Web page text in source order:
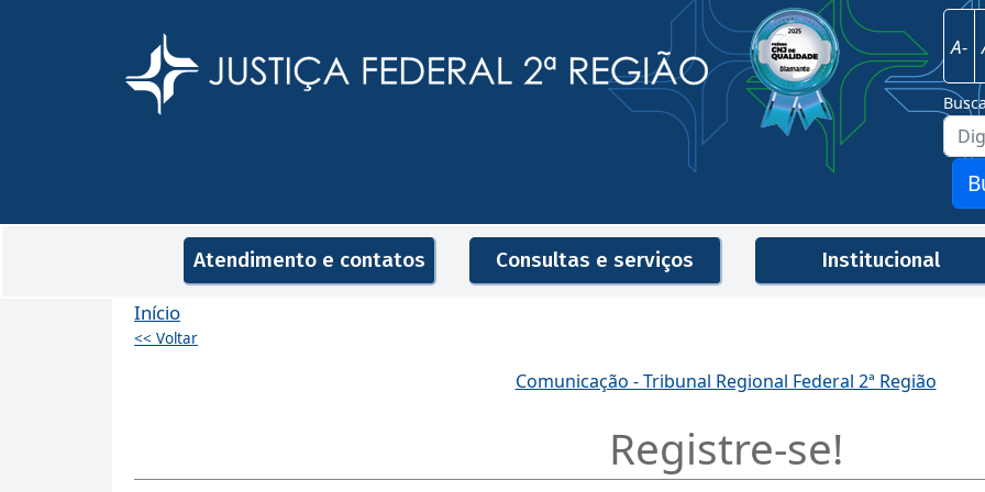
Justiça Federal - 2ª Região
Imagem
A-
Navegação principal
Atendimento e contatos Consultas e serviços Institucional
Início
<< Voltar
Comunicação - Tribunal Regional Federal 2ª Região
Registre-se!